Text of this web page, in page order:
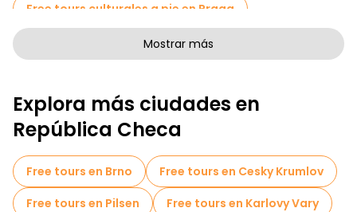
Free tours culturales a pie en Praga
Free tours de arte a pie en Praga
Tours de Pub Crawl en Praga
Actividades deportivas en Praga
Tours autoguiados en Praga
Juegos de escape en Praga
Mostrar más
Explora más ciudades en
República Checa
Free tours en Brno
Free tours en Cesky Krumlov
Free tours en Pilsen
Free tours en Karlovy Vary